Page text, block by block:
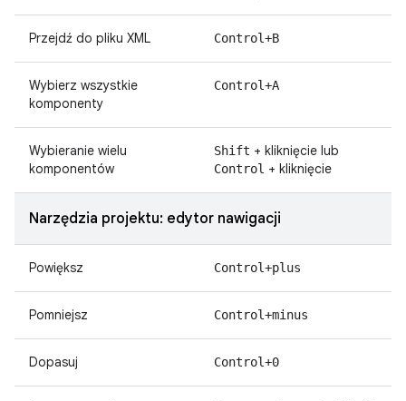
Przejdź do pliku XML Control+B
Wybierz wszystkie
komponenty
Control+A
Wybieranie wielu
komponentów
Shift + kliknięcie lub
Control + kliknięcie
Narzędzia projektu: edytor nawigacji
Powiększ Control+plus
Pomniejsz Control+minus
Dopasuj Control+0